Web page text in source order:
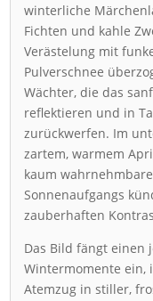
winterliche
Fichten und kahle
Verästelung mit
Pulverschnee
Wächter, die das
reflektieren und in
zurückwerfen. Im
zartem, warmem
kaum
Sonnenaufgangs
zauberhaften
Das Bild fängt einen
Wintermomente ein,
Atemzug in stiller,